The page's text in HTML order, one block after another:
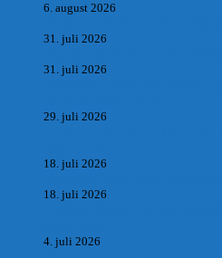
6. august 2026
31. juli 2026
31. juli 2026
29. juli 2026
18. juli 2026
18. juli 2026
4. juli 2026